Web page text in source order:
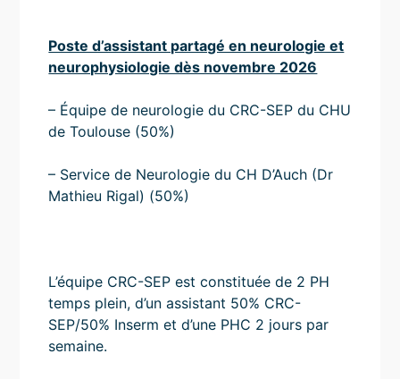
Poste d’assistant partagé en neurologie et
neurophysiologie dès novembre 2026
– Équipe de neurologie du CRC-SEP du CHU
de Toulouse (50%)
– Service de Neurologie du CH D’Auch (Dr
Mathieu Rigal) (50%)
L’équipe CRC-SEP est constituée de 2 PH
temps plein, d’un assistant 50% CRC-
SEP/50% Inserm et d’une PHC 2 jours par
semaine.